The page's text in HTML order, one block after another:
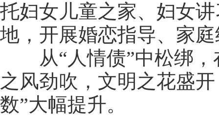
托妇女儿童之家、妇女
地，开展婚恋指导、家
从“人情债”中松绑，
之风劲吹，文明之花盛
数”大幅提升。